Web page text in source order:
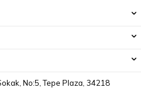
No:5, Tepe Plaza, 34218